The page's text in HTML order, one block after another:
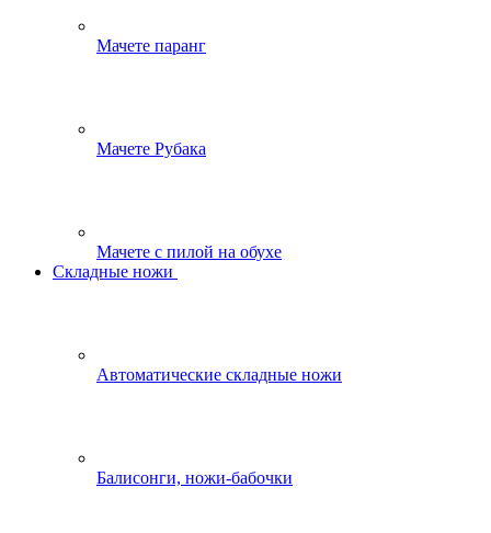
Мачете паранг
Мачете Рубака
Мачете с пилой на обухе
Складные ножи
Автоматические складные ножи
Балисонги, ножи-бабочки